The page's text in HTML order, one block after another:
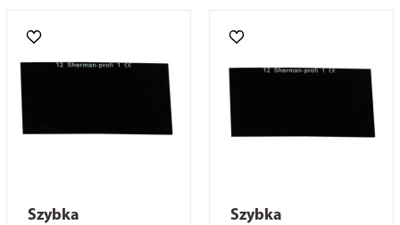
Szybka
Szybka